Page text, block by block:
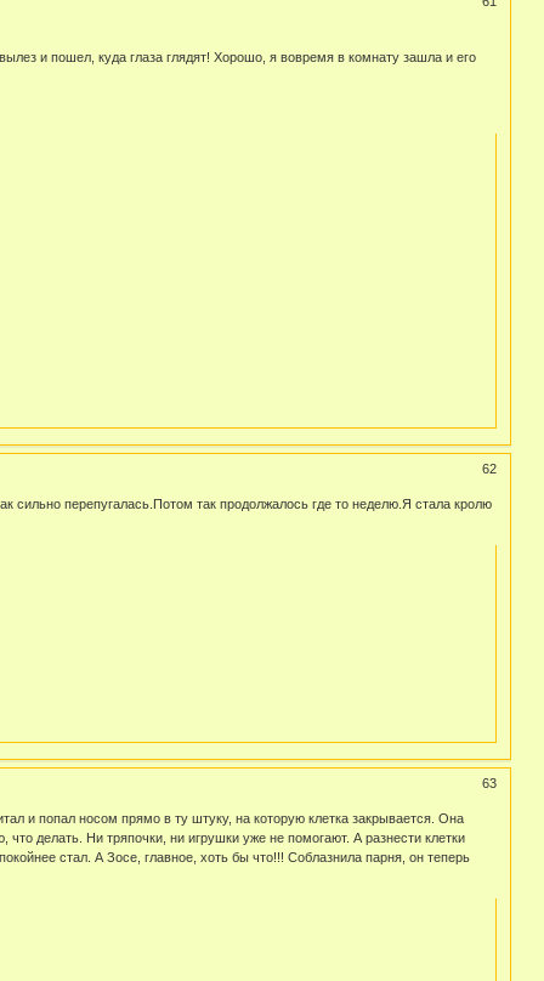
и пошел, куда глаза глядят! Хорошо, я вовремя в комнату зашла и его
62
сильно перепугалась.Потом так продолжалось где то неделю.Я стала кролю
63
и попал носом прямо в ту штуку, на которую клетка закрывается. Она
делать. Ни тряпочки, ни игрушки уже не помогают. А разнести клетки
стал. А Зосе, главное, хоть бы что!!! Соблазнила парня, он теперь